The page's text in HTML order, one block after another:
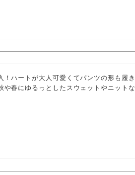
ハートが大人可愛くてパンツの形も履き
春にゆるっとしたスウェットやニットな